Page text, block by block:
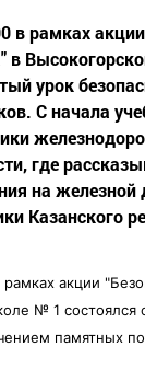
в рамках
в
урок
С начала
где
на железной
Казанского
рамках акции
№ 1 состоялся
памятных